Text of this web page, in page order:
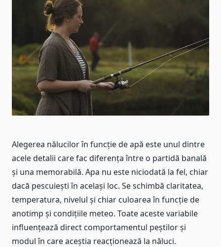
Alegerea nălucilor în funcție de apă este unul dintre
acele detalii care fac diferența între o partidă banală
și una memorabilă. Apa nu este niciodată la fel, chiar
dacă pescuiești în același loc. Se schimbă claritatea,
temperatura, nivelul și chiar culoarea în funcție de
anotimp și condițiile meteo. Toate aceste variabile
influențează direct comportamentul peștilor și
modul în care aceștia reacționează la năluci.